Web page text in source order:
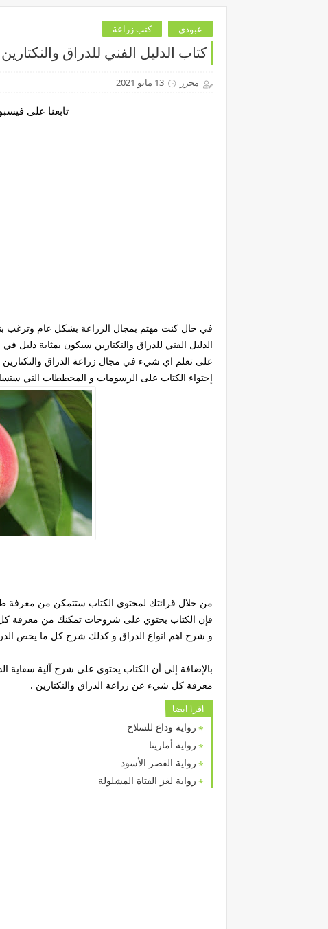
عبودي كتب زراعة
كتاب الدليل الفني للدراق والنكتارين
محرر 13 مايو 2021
تابعنا على
في حال كنت مهتم بمجال الزراعة بشكل عام وترغب
الدليل الفني للدراق والنكتارين سيكون بمثابة
على تعلم اي شيء في مجال زراعة الدراق
إحتواء الكتاب على الرسومات و المخططات التي
من خلال قرائتك لمحتوى الكتاب ستتمكن من معرفة
فإن الكتاب يحتوي على شروحات تمكنك من معرفة كل
و شرح اهم انواع الدراق و كذلك شرح كل ما يخص
بالإضافة إلى أن الكتاب يحتوي على شرح آلية
معرفة كل شيء عن زراعة الدراق والنكتارين .
اقرا ايضا
رواية وداع للسلاح
رواية أماريتا
رواية القصر الأسود
رواية لغز الفتاة المشلولة